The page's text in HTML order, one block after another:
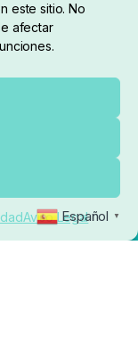
este sitio. No
afectar
Aviso Legal
y 17:00 a
Español ▼